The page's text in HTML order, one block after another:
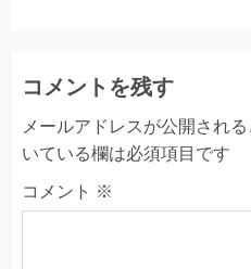
コメントを残す
メールアドレスが公開される
いている欄は必須項目です
コメント ※